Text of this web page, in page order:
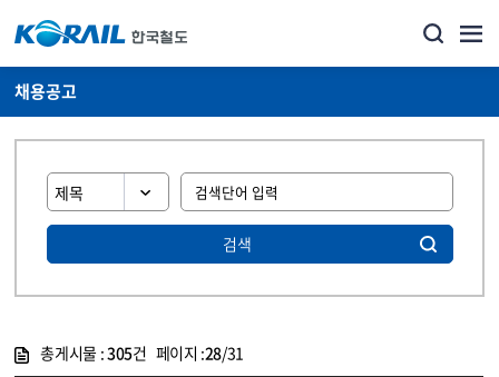
채용공고
검색
총게시물 :305건 페이지 :28/31